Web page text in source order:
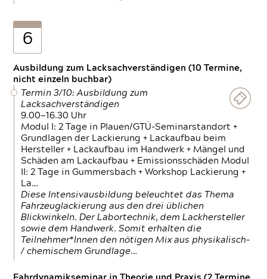
6
Ausbildung zum Lacksachverständigen (10 Termine,
nicht einzeln buchbar)
Termin 3/10: Ausbildung zum
Lacksachverständigen
9.00—16.30 Uhr
Modul I: 2 Tage in Plauen/GTÜ-Seminarstandort +
Grundlagen der Lackierung + Lackaufbau beim
Hersteller + Lackaufbau im Handwerk + Mängel und
Schäden am Lackaufbau + Emissionsschäden Modul
II: 2 Tage in Gummersbach + Workshop Lackierung +
La…
Diese Intensivausbildung beleuchtet das Thema
Fahrzeuglackierung aus den drei üblichen
Blickwinkeln. Der Labortechnik, dem Lackhersteller
sowie dem Handwerk. Somit erhalten die
Teilnehmer*Innen den nötigen Mix aus physikalisch-
/ chemischem Grundlage…